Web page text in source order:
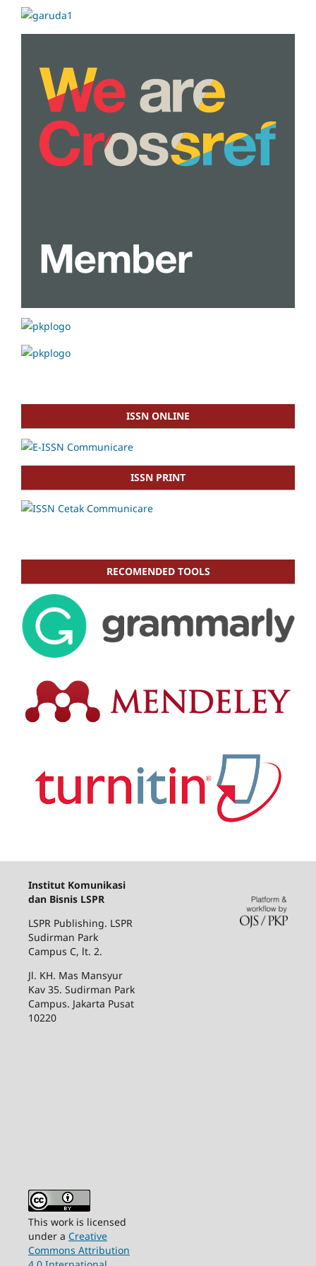
ISSN ONLINE
ISSN PRINT
RECOMENDED TOOLS
Institut Komunikasi
dan Bisnis LSPR
LSPR Publishing. LSPR
Sudirman Park
Campus C, lt. 2.
Jl. KH. Mas Mansyur
Kav 35. Sudirman Park
Campus. Jakarta Pusat
10220
This work is licensed
under a Creative
Commons Attribution